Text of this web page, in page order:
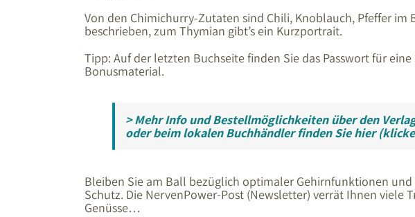
Von den Chimichurry-Zutaten sind Chili, Knoblauch, Pfeffer im
beschrieben, zum Thymian gibt’s ein Kurzportrait.
Tipp: Auf der letzten Buchseite finden Sie das Passwort für
Bonusmaterial.
> Mehr Info und Bestellmöglichkeiten über den
oder beim lokalen Buchhändler finden Sie hier
Bleiben Sie am Ball bezüglich optimaler Gehirnfunktionen
Schutz. Die NervenPower-Post (Newsletter) verrät Ihnen viele
Genüsse…